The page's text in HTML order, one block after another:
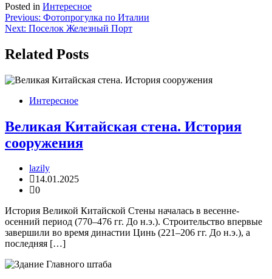
Posted in Интересное
Навигация
по
записям
Previous: Фотопрогулка по Италии
Next: Поселок Железный Порт
Related Posts
Интересное
Великая Китайская стена. История
сооружения
lazily
14.01.2025
0
История Великой Китайской Стены началась в весенне-
осенний период (770–476 гг. До н.э.). Строительство впервые
завершили во время династии Цинь (221–206 гг. До н.э.), а
последняя […]